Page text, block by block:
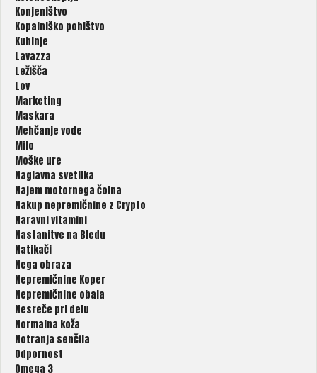
Konjeništvo
Kopalniško pohištvo
Kuhinje
Lavazza
Ležišča
Lov
Marketing
Maskara
Mehčanje vode
Milo
Moške ure
Naglavna svetilka
Najem motornega čolna
Nakup nepremičnine z Crypto
Naravni vitamini
Nastanitve na Bledu
Natikači
Nega obraza
Nepremičnine Koper
Nepremičnine obala
Nesreče pri delu
Normalna koža
Notranja senčila
Odpornost
Omega 3